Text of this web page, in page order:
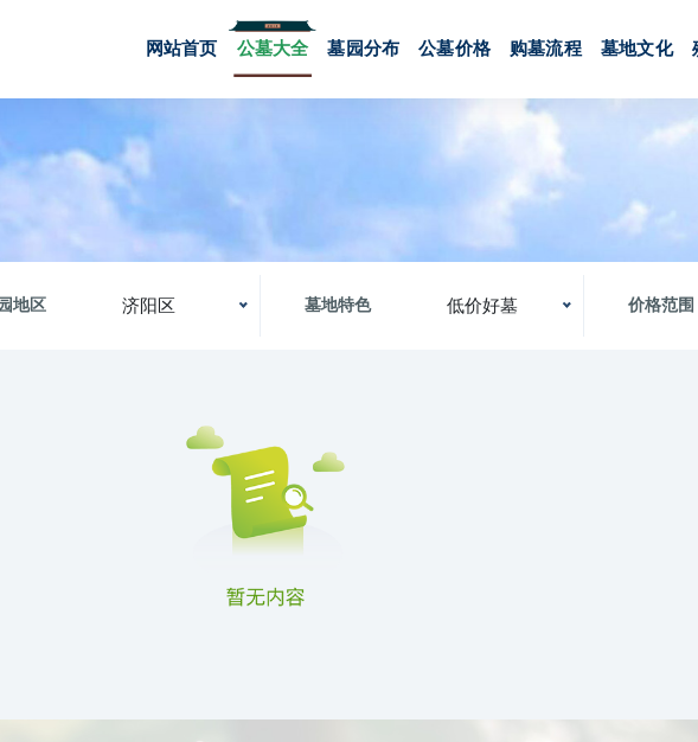
网站首页 公墓大全 墓园分布 公墓价格 购墓流程 墓地文化
地区 济阳区 墓地特色 低价好墓 价格范围